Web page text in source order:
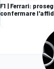
F1 | Ferrari:
confermare